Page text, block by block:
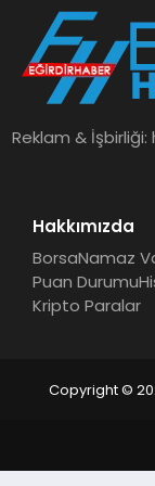
SPOR
TEKNOLOJI
Reklam & İşbirliği:
Hakkımızda
BorsaNamaz
Puan Durumu
Kripto Paralar
Copyright ©